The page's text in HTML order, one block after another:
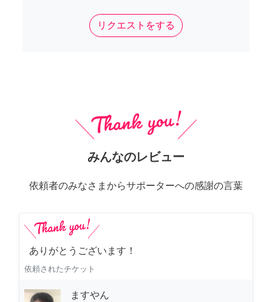
リクエストをする
みんなのレビュー
依頼者のみなさまからサポーターへの感謝の言葉
ありがとうございます！
依頼されたチケット
ますやん